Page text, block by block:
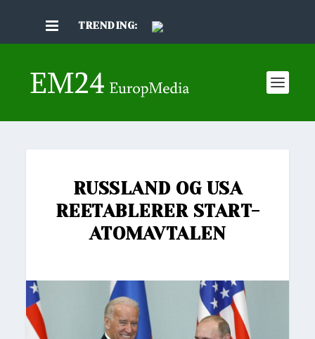
TRENDING:
RUSSLAND OG USA
REETABLERER START-
ATOMAVTALEN